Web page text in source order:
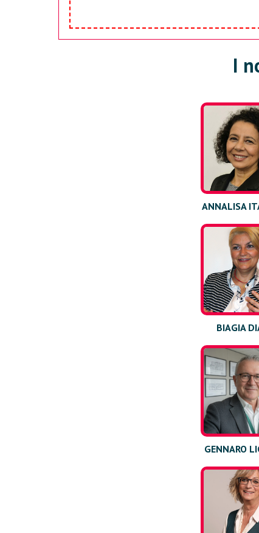
I
ANNALISA
BIAGIA
GENNARO